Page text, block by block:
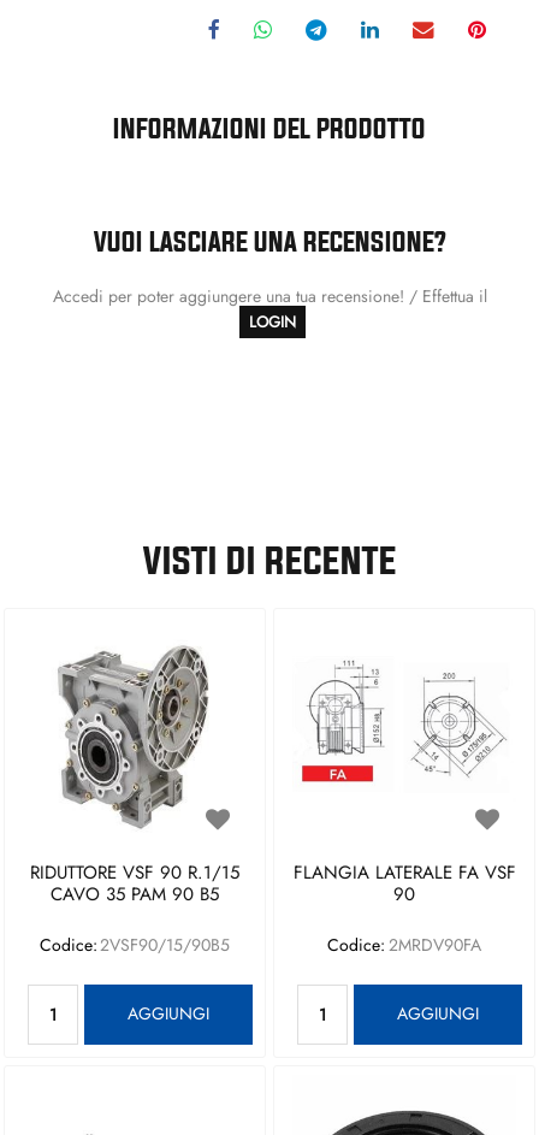
INFORMAZIONI DEL PRODOTTO
VUOI LASCIARE UNA RECENSIONE?
Accedi per poter aggiungere una tua recensione! / Effettua il
LOGIN
VISTI DI RECENTE
RIDUTTORE VSF 90 R.1/15
CAVO 35 PAM 90 B5
Codice:2VSF90/15/90B5
AGGIUNGI
FLANGIA LATERALE FA VSF
90
Codice: 2MRDV90FA
AGGIUNGI